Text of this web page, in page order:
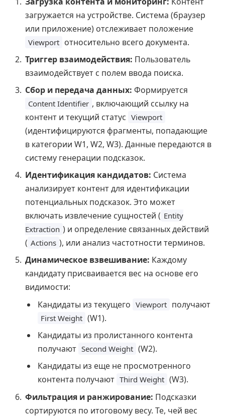
загружается на устройстве. Система (браузер
или приложение) отслеживает положение
Viewport относительно всего документа.
Триггер взаимодействия: Пользователь
взаимодействует с полем ввода поиска.
Сбор и передача данных: Формируется
Content Identifier , включающий ссылку на
контент и текущий статус Viewport
(идентифицируются фрагменты, попадающие
в категории W1, W2, W3). Данные передаются в
систему генерации подсказок.
Идентификация кандидатов: Система
анализирует контент для идентификации
потенциальных подсказок. Это может
включать извлечение сущностей ( Entity
Extraction ) и определение связанных действий
( Actions ), или анализ частотности терминов.
Динамическое взвешивание: Каждому
кандидату присваивается вес на основе его
видимости:
Кандидаты из текущего Viewport получают
First Weight (W1).
Кандидаты из пролистанного контента
получают Second Weight (W2).
Кандидаты из еще не просмотренного
контента получают Third Weight (W3).
Фильтрация и ранжирование: Подсказки
сортируются по итоговому весу. Те, чей вес